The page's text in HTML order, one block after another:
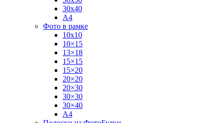
30х40
А4
Фото в рамке
10х10
10×15
13×18
15×15
15×20
20×20
20×30
30×30
30×40
A4